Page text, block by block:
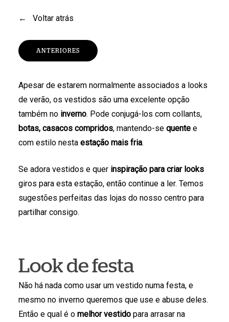
← Voltar atrás
ANTERIORES
Apesar de estarem normalmente associados a looks
de verão, os vestidos são uma excelente opção
também no inverno. Pode conjugá-los com collants,
botas, casacos compridos, mantendo-se quentee
com estilo nesta estação mais fria.
Se adora vestidos e quer inspiração para criar looks
giros para esta estação, então continue a ler. Temos
sugestões perfeitas das lojas do nosso centro para
partilhar consigo.
Look de festa
Não há nada como usar um vestido numa festa, e
mesmo no inverno queremos que use e abuse deles.
Então e qual é o melhor vestidopara arrasar na